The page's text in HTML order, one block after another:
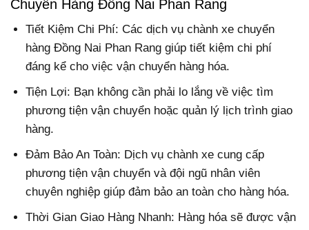
Chuyển Hàng Đồng Nai Phan Rang
Tiết Kiệm Chi Phí: Các dịch vụ chành xe chuyển
hàng Đồng Nai Phan Rang giúp tiết kiệm chi phí
đáng kể cho việc vận chuyển hàng hóa.
Tiện Lợi: Bạn không cần phải lo lắng về việc tìm
phương tiện vận chuyển hoặc quản lý lịch trình giao
hàng.
Đảm Bảo An Toàn: Dịch vụ chành xe cung cấp
phương tiện vận chuyển và đội ngũ nhân viên
chuyên nghiệp giúp đảm bảo an toàn cho hàng hóa.
Thời Gian Giao Hàng Nhanh: Hàng hóa sẽ được vận